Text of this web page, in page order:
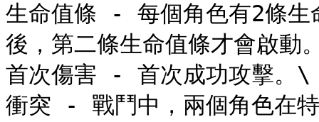
生命值條 - 每個角色有2條生
後，第二條生命值條才會啟動
首次傷害 - 首次成功攻擊。\
衝突 - 戰鬥中，兩個角色在